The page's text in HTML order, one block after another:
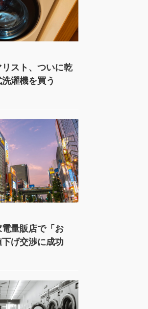
スト、ついに乾
濯機を買う
量販店で「お
げ交渉に成功